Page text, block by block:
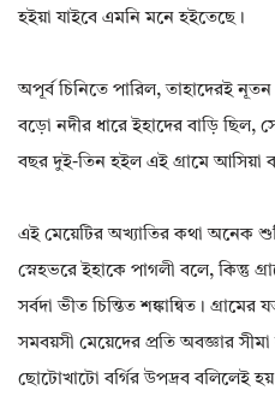
হইয়া যাইবে এমনি মনে হইতেছে।
অপূর্ব চিনিতে পারিল, তাহাদেরই নূতন
বড়ো নদীর ধারে ইহাদের বাড়ি ছিল,
বছর দুই-তিন হইল এই গ্রামে আসিয়া
এই মেয়েটির অখ্যাতির কথা অনেক
স্নেহভরে ইহাকে পাগলী বলে, কিন্তু
সর্বদা ভীত চিন্তিত শঙ্কান্বিত।
সমবয়সী মেয়েদের প্রতি অবজ্ঞার
ছোটোখাটো বর্গির উপদ্রব বলিলেই